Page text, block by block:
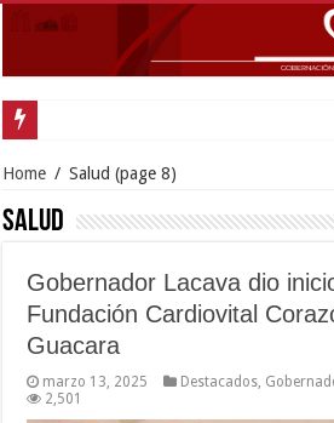
Home / Salud (page 8)
Salud
Gobernador Lacava dio
Fundación Cardiovital
Guacara
marzo 13, 2025 Destacados
2,501